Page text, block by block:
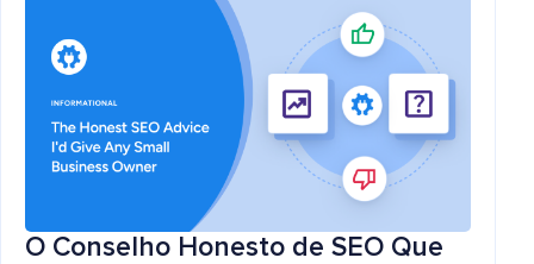
O Conselho Honesto de SEO Que